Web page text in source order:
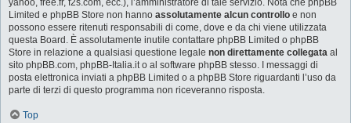
yahoo, free.fr, f2s.com, ecc.), l’amministratore di tale servizio. Nota che phpBB
Limited e phpBB Store non hanno assolutamente alcun controllo e non
possono essere ritenuti responsabili di come, dove e da chi viene utilizzata
questa Board. È assolutamente inutile contattare phpBB Limited o phpBB
Store in relazione a qualsiasi questione legale non direttamente collegata al
sito phpBB.com, phpBB-Italia.it o al software phpBB stesso. I messaggi di
posta elettronica inviati a phpBB Limited o a phpBB Store riguardanti l’uso da
parte di terzi di questo programma non riceveranno risposta.
Top